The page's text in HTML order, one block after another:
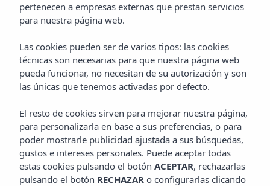
pertenecen a empresas externas que prestan servicios
para nuestra página web.
Las cookies pueden ser de varios tipos: las cookies
técnicas son necesarias para que nuestra página web
pueda funcionar, no necesitan de su autorización y son
las únicas que tenemos activadas por defecto.
El resto de cookies sirven para mejorar nuestra página,
para personalizarla en base a sus preferencias, o para
poder mostrarle publicidad ajustada a sus búsquedas,
gustos e intereses personales. Puede aceptar todas
estas cookies pulsando el botón ACEPTAR, rechazarlas
pulsando el botón RECHAZAR o configurarlas clicando